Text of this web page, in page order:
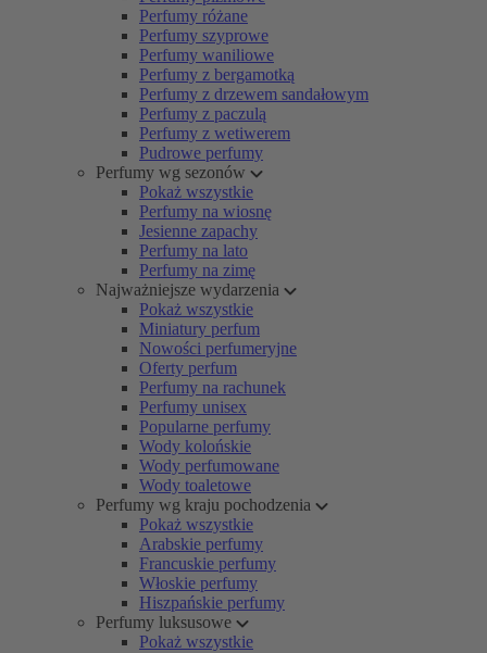
Perfumy różane
Perfumy szyprowe
Perfumy waniliowe
Perfumy z bergamotką
Perfumy z drzewem sandałowym
Perfumy z paczulą
Perfumy z wetiwerem
Pudrowe perfumy
Perfumy wg sezonów
Pokaż wszystkie
Perfumy na wiosnę
Jesienne zapachy
Perfumy na lato
Perfumy na zimę
Najważniejsze wydarzenia
Pokaż wszystkie
Miniatury perfum
Nowości perfumeryjne
Oferty perfum
Perfumy na rachunek
Perfumy unisex
Popularne perfumy
Wody kolońskie
Wody perfumowane
Wody toaletowe
Perfumy wg kraju pochodzenia
Pokaż wszystkie
Arabskie perfumy
Francuskie perfumy
Włoskie perfumy
Hiszpańskie perfumy
Perfumy luksusowe
Pokaż wszystkie